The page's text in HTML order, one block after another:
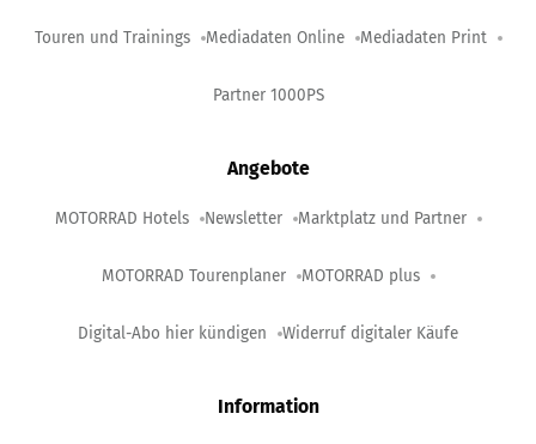
Touren und Trainings Mediadaten Online Mediadaten Print
Partner 1000PS
Angebote
MOTORRAD Hotels Newsletter Marktplatz und Partner
MOTORRAD Tourenplaner MOTORRAD plus
Digital-Abo hier kündigen Widerruf digitaler Käufe
Information